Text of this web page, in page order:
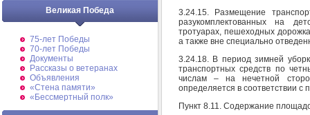
Великая Победа
75-лет Победы
70-лет Победы
Документы
Рассказы о ветеранах
Объявления
«Стена памяти»
«Бессмертный полк»
3.24.15. Размещение
разукомплектованных на
тротуарах, пешеходных
а также вне специально
3.24.18. В период зимней
транспортных средств по
числам – на нечетной
определяется в соответствии
Пункт 8.11. Содержание